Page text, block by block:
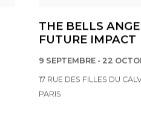
THE BELLS
FUTURE IMPACT
9 SEPTEMBRE - 22
17 RUE DES FILLES DU
PARIS